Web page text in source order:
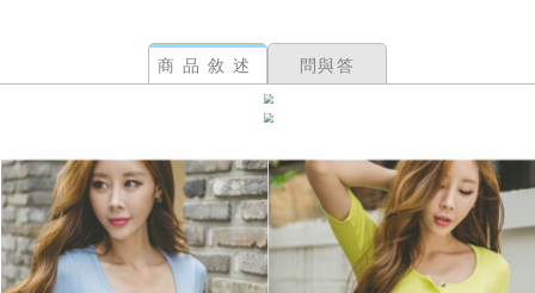
商品敘述 問與答